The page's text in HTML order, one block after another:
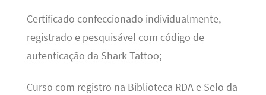
Certificado confeccionado individualmente,
registrado e pesquisável com código de
autenticação da Shark Tattoo;
Curso com registro na Biblioteca RDA e Selo da